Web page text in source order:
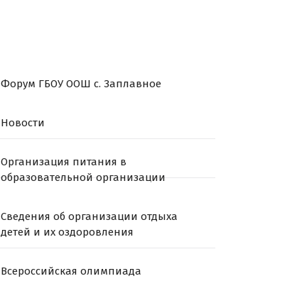
Форум ГБОУ ООШ c. Заплавное
Новости
Организация питания в
образовательной организации
Сведения об организации отдыха
детей и их оздоровления
Всероссийская олимпиада